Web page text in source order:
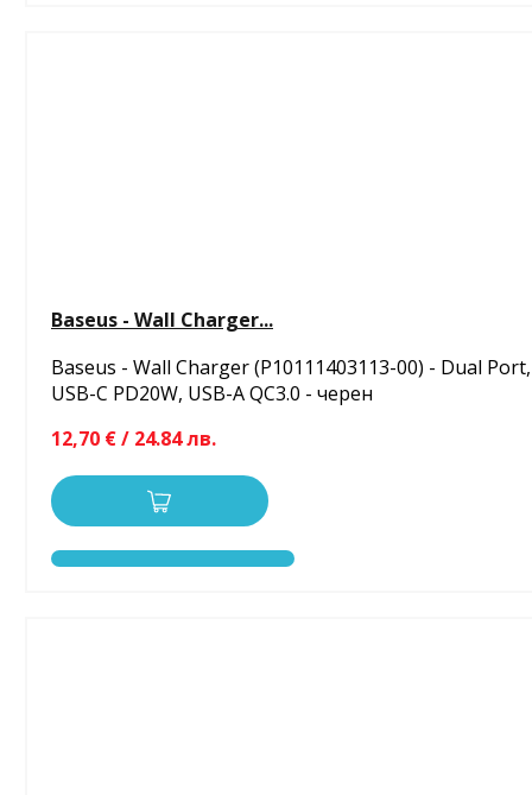
Baseus - Wall Charger...
Baseus - Wall Charger (P10111403113-00) - Dual Port,
USB-C PD20W, USB-A QC3.0 - черен
12,70 € / 24.84 лв.